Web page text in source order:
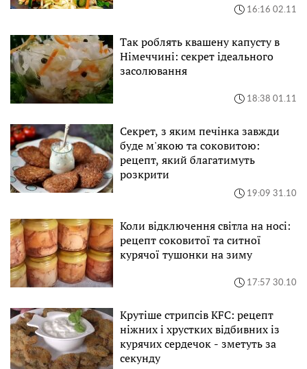
16:16 02.11
Так роблять квашену капусту в
Німеччині: секрет ідеального
засолювання
18:38 01.11
Секрет, з яким печінка завжди
буде м'якою та соковитою:
рецепт, який благатимуть
розкрити
19:09 31.10
Коли відключення світла на носі:
рецепт соковитої та ситної
курячої тушонки на зиму
17:57 30.10
Крутіше стрипсів KFC: рецепт
ніжних і хрустких відбивних із
курячих сердечок - зметуть за
секунду